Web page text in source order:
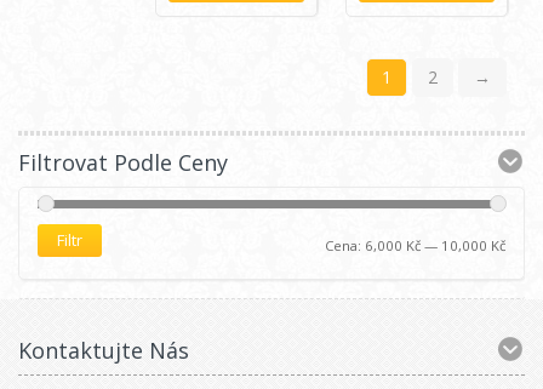
1 2 →
Filtrovat Podle Ceny
Filtr Cena: 6,000 Kč — 10,000 Kč
Kontaktujte Nás